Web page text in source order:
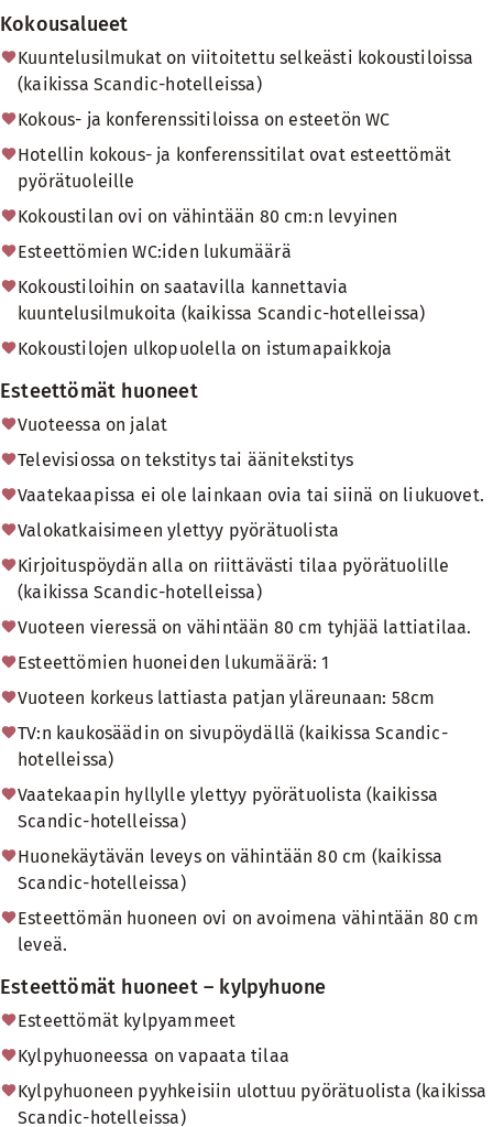
Kokousalueet
Kuuntelusilmukat on viitoitettu selkeästi kokoustiloissa
(kaikissa Scandic-hotelleissa)
Kokous- ja konferenssitiloissa on esteetön WC
Hotellin kokous- ja konferenssitilat ovat esteettömät
pyörätuoleille
Kokoustilan ovi on vähintään 80 cm:n levyinen
Esteettömien WC:iden lukumäärä
Kokoustiloihin on saatavilla kannettavia
kuuntelusilmukoita (kaikissa Scandic-hotelleissa)
Kokoustilojen ulkopuolella on istumapaikkoja
Esteettömät huoneet
Vuoteessa on jalat
Televisiossa on tekstitys tai äänitekstitys
Vaatekaapissa ei ole lainkaan ovia tai siinä on liukuovet.
Valokatkaisimeen ylettyy pyörätuolista
Kirjoituspöydän alla on riittävästi tilaa pyörätuolille
(kaikissa Scandic-hotelleissa)
Vuoteen vieressä on vähintään 80 cm tyhjää lattiatilaa.
Esteettömien huoneiden lukumäärä: 1
Vuoteen korkeus lattiasta patjan yläreunaan: 58cm
TV:n kaukosäädin on sivupöydällä (kaikissa Scandic-
hotelleissa)
Vaatekaapin hyllylle ylettyy pyörätuolista (kaikissa
Scandic-hotelleissa)
Huonekäytävän leveys on vähintään 80 cm (kaikissa
Scandic-hotelleissa)
Esteettömän huoneen ovi on avoimena vähintään 80 cm
leveä.
Esteettömät huoneet – kylpyhuone
Esteettömät kylpyammeet
Kylpyhuoneessa on vapaata tilaa
Kylpyhuoneen pyyhkeisiin ulottuu pyörätuolista (kaikissa
Scandic-hotelleissa)